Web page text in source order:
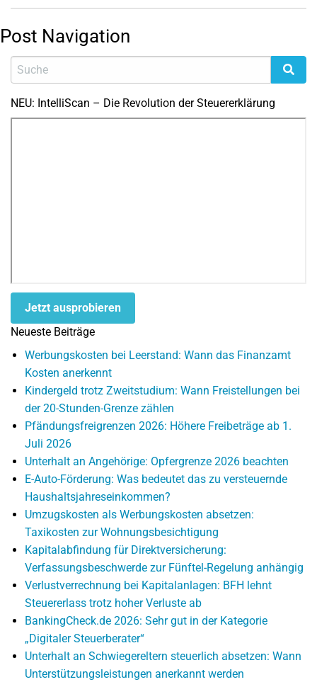
Post Navigation
NEU: IntelliScan – Die Revolution der Steuererklärung
Jetzt ausprobieren
Neueste Beiträge
Werbungskosten bei Leerstand: Wann das Finanzamt
Kosten anerkennt
Kindergeld trotz Zweitstudium: Wann Freistellungen bei
der 20-Stunden-Grenze zählen
Pfändungsfreigrenzen 2026: Höhere Freibeträge ab 1.
Juli 2026
Unterhalt an Angehörige: Opfergrenze 2026 beachten
E-Auto-Förderung: Was bedeutet das zu versteuernde
Haushaltsjahreseinkommen?
Umzugskosten als Werbungskosten absetzen:
Taxikosten zur Wohnungsbesichtigung
Kapitalabfindung für Direktversicherung:
Verfassungsbeschwerde zur Fünftel-Regelung anhängig
Verlustverrechnung bei Kapitalanlagen: BFH lehnt
Steuererlass trotz hoher Verluste ab
BankingCheck.de 2026: Sehr gut in der Kategorie
„Digitaler Steuerberater“
Unterhalt an Schwiegereltern steuerlich absetzen: Wann
Unterstützungsleistungen anerkannt werden